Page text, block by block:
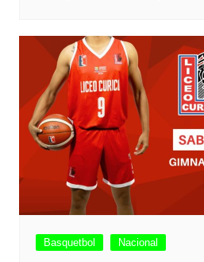
Basquetbol Nacional